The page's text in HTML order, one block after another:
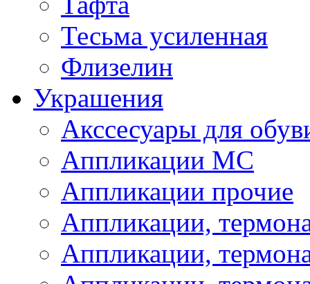
Тесьма усиленная
Флизелин
Украшения
Акссесуары для
Аппликации МС
Аппликации прочие
Аппликации,
Аппликации,